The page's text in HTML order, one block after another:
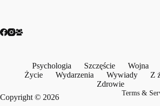
Psychologia Szczęście Wojna
Życie
Wydarzenia Wywiady
Z
Zdrowie
Copyright © 2026
Terms &